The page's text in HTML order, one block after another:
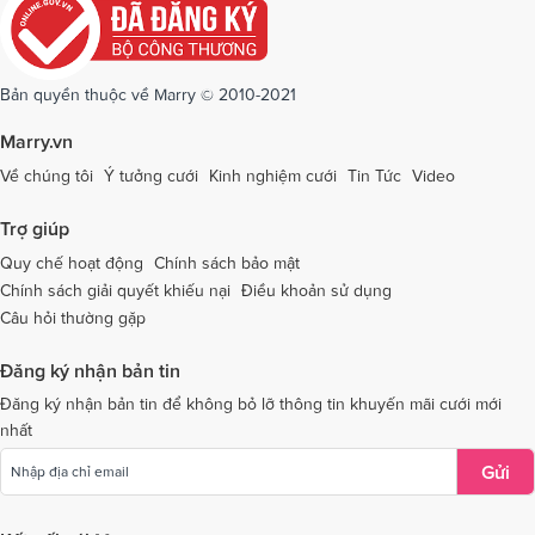
Dịch vụ cưới tại Quảng Ninh
Dịch vụ cưới tại Sóc Trăng Dịch vụ cưới tại Sơn La
Dịch vụ cưới tại Thái Bình Dịch vụ cưới tại Thanh Hóa
Dịch vụ cưới tại Thừa Thiên - Huế
Dịch vụ cưới tại An Giang Dịch vụ cưới tại Trà Vinh
Dịch vụ cưới tại Tuyên Quang Dịch vụ cưới tại Vĩnh Long
Dịch vụ cưới tại Bà Rịa - Vũng TàuDịch vụ cưới tại Bắc Giang
Dịch vụ cưới tại Bắc Kạn
Bản quyền thuộc về Marry © 2010-2021
Marry.vn
Về chúng tôi Ý tưởng cưới Kinh nghiệm cưới Tin Tức Video
Trợ giúp
Quy chế hoạt động
Chính sách bảo mật
Chính sách giải quyết khiếu nại Điều khoản sử dụng
Câu hỏi thường gặp
Đăng ký nhận bản tin
Đăng ký nhận bản tin để không bỏ lỡ thông tin khuyến mãi cưới mới
nhất
Gửi